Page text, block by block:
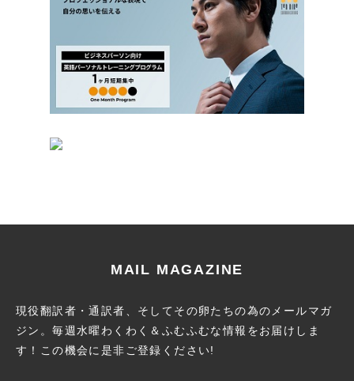
MAIL MAGAZINE
現役翻訳者・通訳者、そしてその卵たちの為のメールマガ
ジン。毎週水曜わくわく＆ふむふむな情報をお届けしま
す！この機会に 是非ご登録ください!